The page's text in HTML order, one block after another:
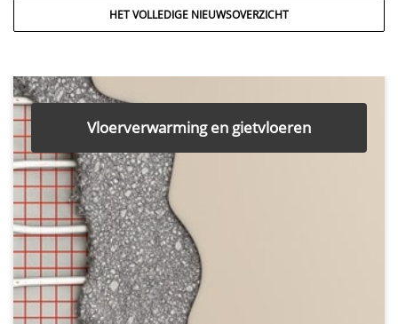
HET VOLLEDIGE NIEUWSOVERZICHT
Vloerverwarming en gietvloeren